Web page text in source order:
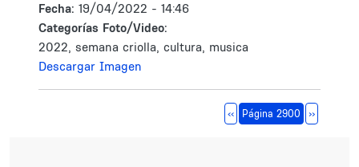
Fecha: 19/04/2022 - 14:46
Categorías Foto/Video:
2022, semana criolla, cultura, musica
Descargar Imagen
Página anterior
‹‹ Página 2900 Siguiente
››